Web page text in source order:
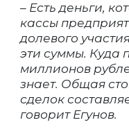
– Есть деньги,
кассы
долевого
эти суммы. Куда
миллионов
знает. Общая
сделок
говорит Егунов.